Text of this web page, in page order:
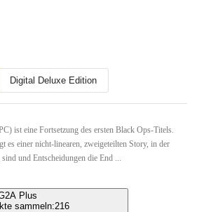
Digital Deluxe Edition
ist eine Fortsetzung des ersten Black Ops-Titels.
es einer nicht-linearen, zweigeteilten Story, in der
und Entscheidungen die End ...
Plus
sammeln:216